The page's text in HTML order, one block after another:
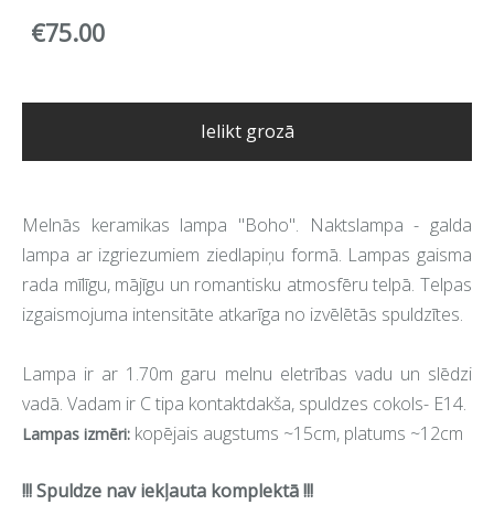
€75.00
Ielikt grozā
Melnās keramikas lampa "Boho". Naktslampa - galda
lampa ar izgriezumiem ziedlapiņu formā. Lampas gaisma
rada mīlīgu, mājīgu un romantisku atmosfēru telpā. Telpas
izgaismojuma intensitāte atkarīga no izvēlētās spuldzītes.
Lampa ir ar 1.70m garu melnu eletrības vadu un slēdzi
vadā. Vadam ir C tipa kontaktdakša, spuldzes cokols- E14.
Lampas izmēri: kopējais augstums ~15cm, platums ~12cm
!!! Spuldze nav iekļauta komplektā !!!